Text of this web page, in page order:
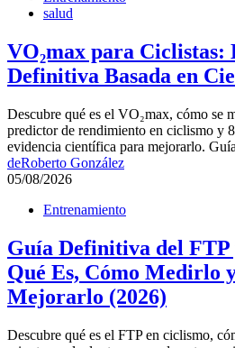
salud
VO₂max para Ciclistas:
Definitiva Basada en
Descubre qué es el VO₂max, cómo se
predictor de rendimiento en ciclismo y
evidencia científica para mejorarlo.
deRoberto González
05/08/2026
Entrenamiento
Guía Definitiva del FTP
Qué Es, Cómo Medirlo
Mejorarlo (2026)
Descubre qué es el FTP en ciclismo,